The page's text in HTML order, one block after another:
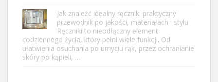
Jak znaleźć idealny ręcznik: praktyczny
przewodnik po jakości, materiałach i stylu
Ręczniki to nieodłączny element
codziennego życia, który pełni wiele funkcji. Od
ułatwienia osuchania po umyciu rąk, przez ochranianie
skóry po kąpieli, …